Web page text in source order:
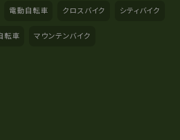
電動自転車 クロスバイク シティバイク
転車 マウンテンバイク